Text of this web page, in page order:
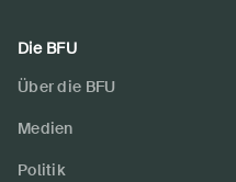
Die BFU
Über die BFU
Medien
Politik